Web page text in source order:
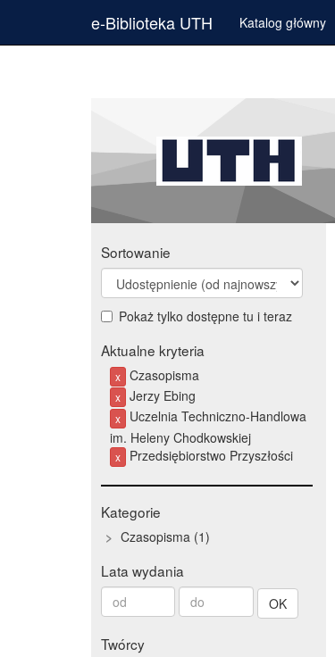
e-Biblioteka UTH Katalog główny
Sortowanie
Pokaż tylko dostępne tu i teraz
Aktualne kryteria
x Czasopisma
x Jerzy Ebing
x
Uczelnia Techniczno-Handlowa
im. Heleny Chodkowskiej
x Przedsiębiorstwo Przyszłości
Kategorie
Czasopisma 1
Lata wydania
Od
roku
Do
roku
Twórcy